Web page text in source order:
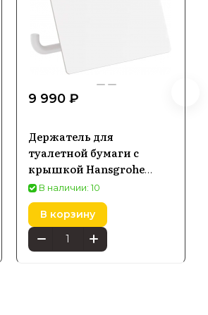
9 990 ₽
Держатель для
туалетной бумаги с
крышкой Hansgrohe
AddStoris, белый
матовый 41753700
В наличии: 10
В корзину